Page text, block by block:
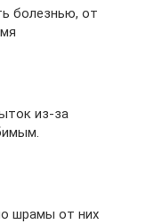
болезнью, от
из-за
шрамы от них